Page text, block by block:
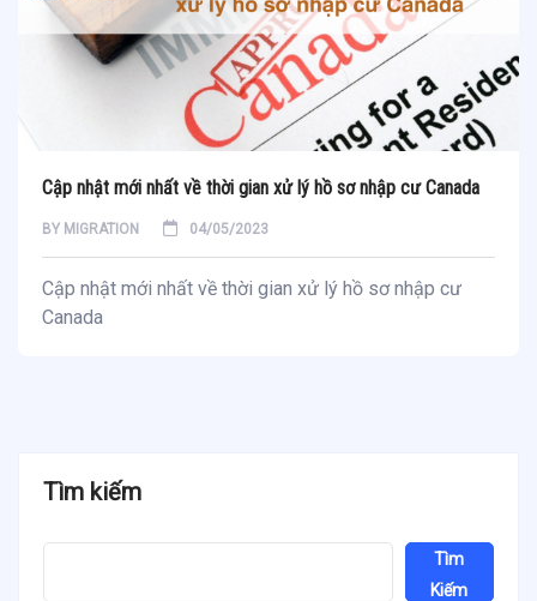
Cập nhật mới nhất về thời gian xử lý hồ sơ nhập cư Canada
BY MIGRATION 04/05/2023
Cập nhật mới nhất về thời gian xử lý hồ sơ nhập cư
Canada
Tìm kiếm
Tìm
Kiếm